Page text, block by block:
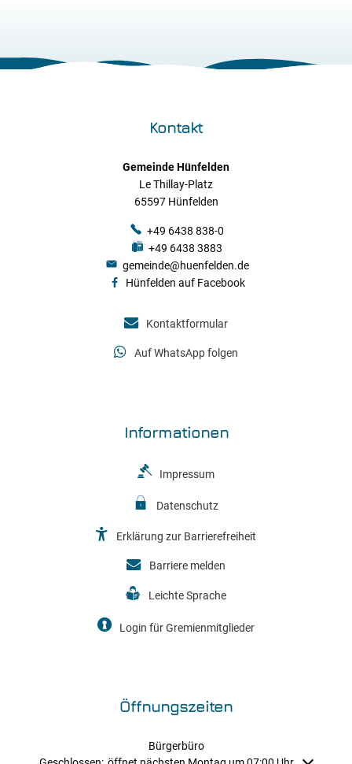
Kontakt
Gemeinde Hünfelden
Le Thillay-Platz
65597 Hünfelden
+49 6438 838-0
+49 6438 3883
gemeinde@huenfelden.de
Hünfelden auf Facebook
Kontaktformular
Auf WhatsApp folgen
Informationen
Impressum
Datenschutz
Erklärung zur Barrierefreiheit
Barriere melden
Leichte Sprache
Login für Gremienmitglieder
Öffnungszeiten
Bürgerbüro